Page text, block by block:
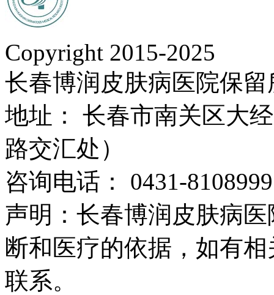
Copyright 2015-2025
长春博润皮肤病医院保
地址： 长春市南关区大
路交汇处）
咨询电话： 0431-
声明：长春博润皮肤病
断和医疗的依据，如有
联系。